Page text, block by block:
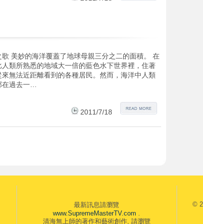
歌 美妙的海洋覆蓋了地球母親三分之二的面積。 在
人類所熟悉的地域大一倍的藍色水下世界裡，住著
來無法近距離看到的各種居民。然而，海洋中人類
在過去一…
2011/7/18
最新訊息請瀏覽
www.SupremeMasterTV.com .
清海無上師的著作和藝術創作, 請瀏覽
©